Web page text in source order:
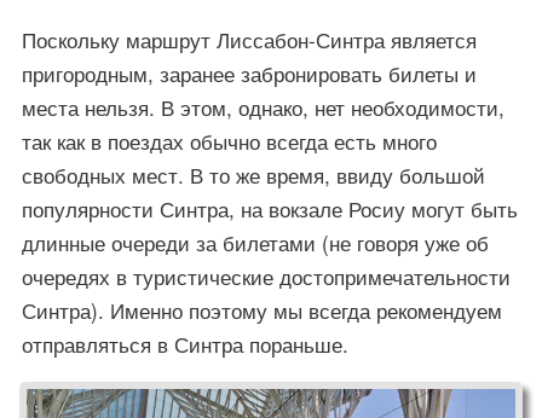
Поскольку маршрут Лиссабон-Синтра является
пригородным, заранее забронировать билеты и
места нельзя. В этом, однако, нет необходимости,
так как в поездах обычно всегда есть много
свободных мест. В то же время, ввиду большой
популярности Синтра, на вокзале Росиу могут быть
длинные очереди за билетами (не говоря уже об
очередях в туристические достопримечательности
Синтра). Именно поэтому мы всегда рекомендуем
отправляться в Синтра пораньше.